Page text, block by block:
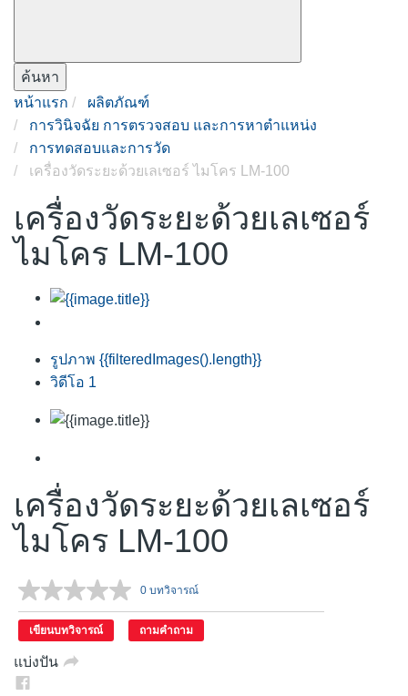
ค้นหา
หน้าแรก
ผลิตภัณฑ์
การวินิจฉัย การตรวจสอบ และการหาตำแหน่ง
การทดสอบและการวัด
เครื่องวัดระยะด้วยเลเซอร์ ไมโคร LM-100
เครื่องวัดระยะด้วยเลเซอร์
ไมโคร LM-100
รูปภาพ {{filteredImages().length}}
วิดีโอ 1
เครื่องวัดระยะด้วยเลเซอร์
ไมโคร LM-100
ไม่มี
ค่า
คะแนน.
ลิงก์
0 บทวิจารณ์
เขียนบทวิจารณ์ ถามคำถาม
แบ่งปัน